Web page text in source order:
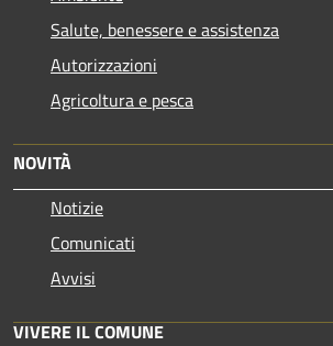
Salute, benessere e assistenza
Autorizzazioni
Agricoltura e pesca
NOVITÀ
Notizie
Comunicati
Avvisi
VIVERE IL COMUNE